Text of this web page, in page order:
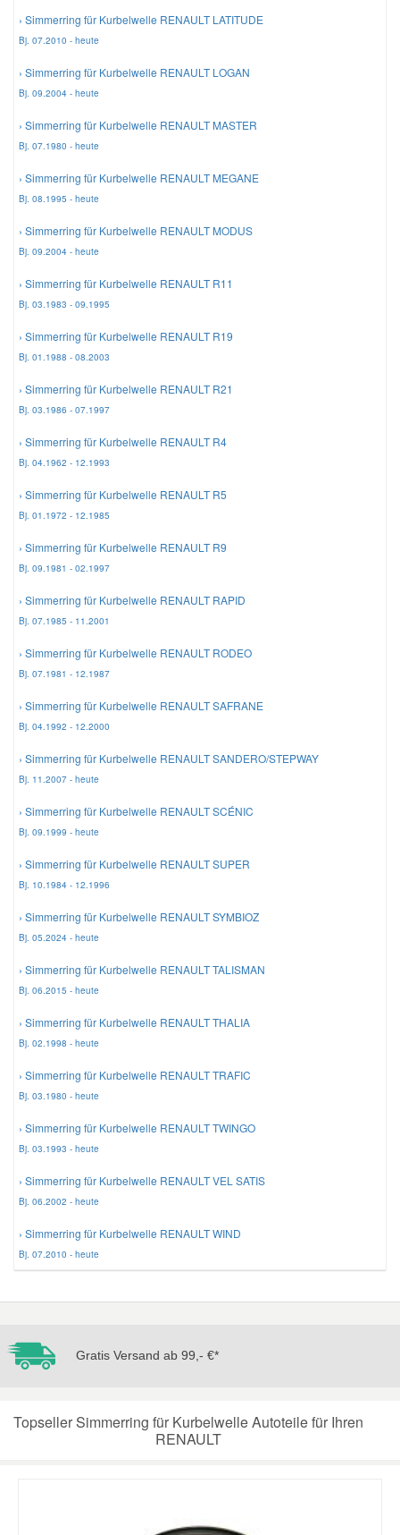
› Simmerring für Kurbelwelle RENAULT LATITUDE
Bj. 07.2010 - heute
› Simmerring für Kurbelwelle RENAULT LOGAN
Bj. 09.2004 - heute
› Simmerring für Kurbelwelle RENAULT MASTER
Bj. 07.1980 - heute
› Simmerring für Kurbelwelle RENAULT MEGANE
Bj. 08.1995 - heute
› Simmerring für Kurbelwelle RENAULT MODUS
Bj. 09.2004 - heute
› Simmerring für Kurbelwelle RENAULT R11
Bj. 03.1983 - 09.1995
› Simmerring für Kurbelwelle RENAULT R19
Bj. 01.1988 - 08.2003
› Simmerring für Kurbelwelle RENAULT R21
Bj. 03.1986 - 07.1997
› Simmerring für Kurbelwelle RENAULT R4
Bj. 04.1962 - 12.1993
› Simmerring für Kurbelwelle RENAULT R5
Bj. 01.1972 - 12.1985
› Simmerring für Kurbelwelle RENAULT R9
Bj. 09.1981 - 02.1997
› Simmerring für Kurbelwelle RENAULT RAPID
Bj. 07.1985 - 11.2001
› Simmerring für Kurbelwelle RENAULT RODEO
Bj. 07.1981 - 12.1987
› Simmerring für Kurbelwelle RENAULT SAFRANE
Bj. 04.1992 - 12.2000
› Simmerring für Kurbelwelle RENAULT SANDERO/STEPWAY
Bj. 11.2007 - heute
› Simmerring für Kurbelwelle RENAULT SCÉNIC
Bj. 09.1999 - heute
› Simmerring für Kurbelwelle RENAULT SUPER
Bj. 10.1984 - 12.1996
› Simmerring für Kurbelwelle RENAULT SYMBIOZ
Bj. 05.2024 - heute
› Simmerring für Kurbelwelle RENAULT TALISMAN
Bj. 06.2015 - heute
› Simmerring für Kurbelwelle RENAULT THALIA
Bj. 02.1998 - heute
› Simmerring für Kurbelwelle RENAULT TRAFIC
Bj. 03.1980 - heute
› Simmerring für Kurbelwelle RENAULT TWINGO
Bj. 03.1993 - heute
› Simmerring für Kurbelwelle RENAULT VEL SATIS
Bj. 06.2002 - heute
› Simmerring für Kurbelwelle RENAULT WIND
Bj. 07.2010 - heute
Gratis Versand ab 99,- €*
Topseller Simmerring für Kurbelwelle Autoteile für Ihren
RENAULT